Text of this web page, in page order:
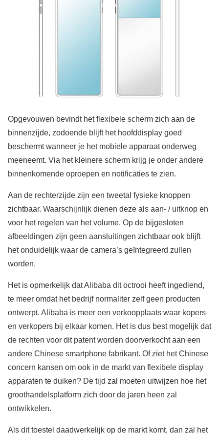
Opgevouwen bevindt het flexibele scherm zich aan de
binnenzijde, zodoende blijft het hoofddisplay goed
beschermt wanneer je het mobiele apparaat onderweg
meeneemt. Via het kleinere scherm krijg je onder andere
binnenkomende oproepen en notificaties te zien.
Aan de rechterzijde zijn een tweetal fysieke knoppen
zichtbaar. Waarschijnlijk dienen deze als aan- / uitknop en
voor het regelen van het volume. Op de bijgesloten
afbeeldingen zijn geen aansluitingen zichtbaar ook blijft
het onduidelijk waar de camera’s geïntegreerd zullen
worden.
Het is opmerkelijk dat Alibaba dit octrooi heeft ingediend,
te meer omdat het bedrijf normaliter zelf geen producten
ontwerpt. Alibaba is meer een verkoopplaats waar kopers
en verkopers bij elkaar komen. Het is dus best mogelijk dat
de rechten voor dit patent worden doorverkocht aan een
andere Chinese smartphone fabrikant. Of ziet het Chinese
concern kansen om ook in de markt van flexibele display
apparaten te duiken? De tijd zal moeten uitwijzen hoe het
groothandelsplatform zich door de jaren heen zal
ontwikkelen.
Als dit toestel daadwerkelijk op de markt komt, dan zal het